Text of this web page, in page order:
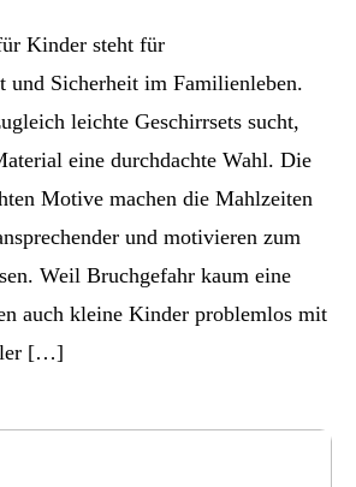
Kinder steht für
und Sicherheit im Familienleben.
leichte Geschirrsets sucht,
eine durchdachte Wahl. Die
Motive machen die Mahlzeiten
und motivieren zum
Weil Bruchgefahr kaum eine
auch kleine Kinder problemlos mit
[…]